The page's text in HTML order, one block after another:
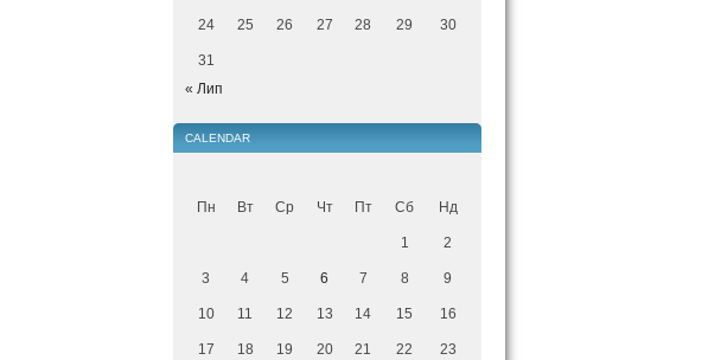
24 25 26 27 28 29 30
31
« Лип
CALENDAR
Пн Вт Ср Чт Пт Сб Нд
1 2
3 4 5 6 7 8 9
10 11 12 13 14 15 16
17 18 19 20 21 22 23